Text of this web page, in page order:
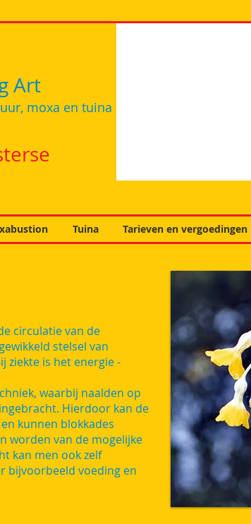
Art
moxa en tuina
Tuina Tarieven en vergoedingen
circulatie van de
stelsel van
ziekte is het energie -
waarbij naalden op
Hierdoor kan de
kunnen blokkades
worden van de mogelijke
kan men ook zelf
bijvoorbeeld voeding en